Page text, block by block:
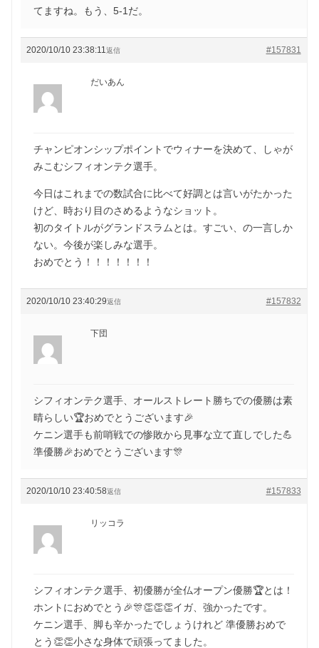
てますね。もう、5-1だ。
2020/10/10 23:38:11 #157831
返信
だいあん
チャンピオンシップポイントでウィナーを決めて、しゃが
みこむシフィオンテク選手。
今日はこれまでの数試合に比べて好調とは言いがたかった
けど、時おり目のさめるようなショット。
初のタイトルがグランドスラムとは。すごい、の一言しか
ない。今後が楽しみな選手。
おめでとう！！！！！！！
2020/10/10 23:40:29 #157832
返信
下団
シフィオンテク選手、オールストレート勝ちでの優勝は素
晴らしい🏆おめでとうございます🎉
ケニン選手も前哨戦での惨敗から見事な立て直しでした💪
準優勝🎉おめでとうございます🎊
2020/10/10 23:40:58 #157833
返信
リッコラ
シフィオンテク選手、初優勝が全仏オープン優勝🏆とは！
ホントにおめでとう🎉🎊👏👏👏イガ、強かったです。
ケニン選手、脚も辛かったでしょうけれど 準優勝おめで
とう👏👏小さな身体で頑張ってました。